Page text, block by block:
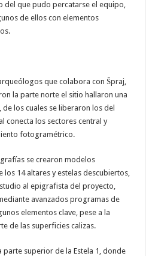
que pudo percatarse el equipo,
de ellos con elementos
que colabora con Špraj,
la parte norte el sitio hallaron una
de los cuales se liberaron los del
conecta los sectores central y
fotogramétrico.
se crearon modelos
14 altares y estelas descubiertos,
al epigrafista del proyecto,
avanzados programas de
elementos clave, pese a la
de las superficies calizas.
parte superior de la Estela 1, donde